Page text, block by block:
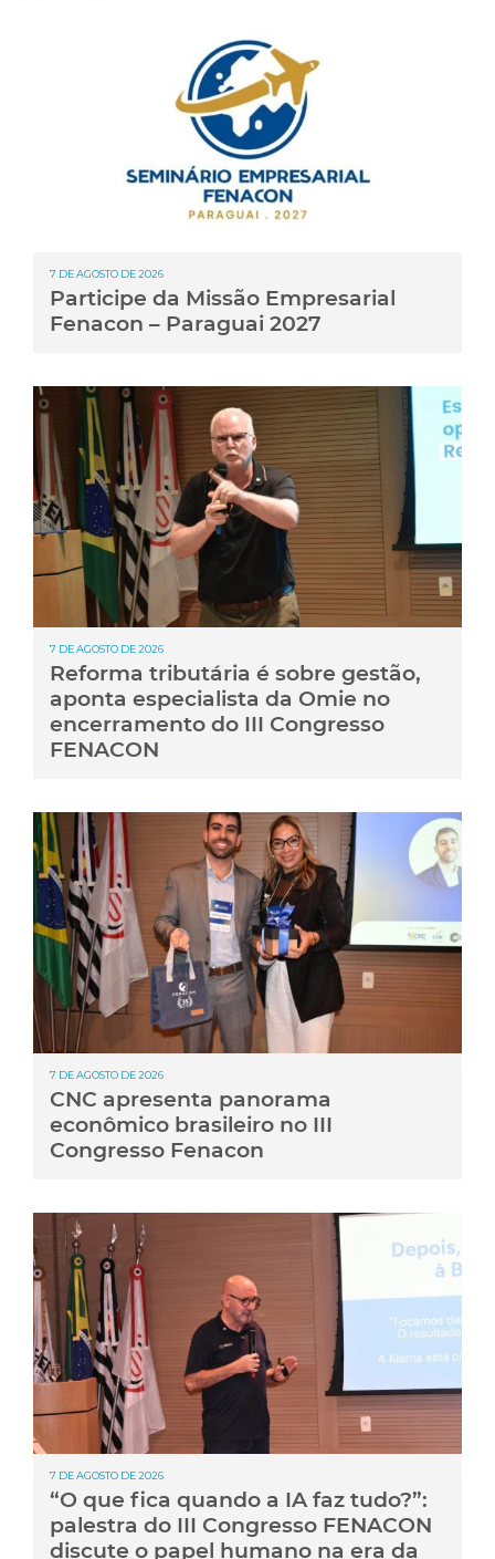
7 DE AGOSTO DE 2026
Participe da Missão Empresarial
Fenacon – Paraguai 2027
7 DE AGOSTO DE 2026
Reforma tributária é sobre gestão,
aponta especialista da Omie no
encerramento do III Congresso
FENACON
7 DE AGOSTO DE 2026
CNC apresenta panorama
econômico brasileiro no III
Congresso Fenacon
7 DE AGOSTO DE 2026
“O que fica quando a IA faz tudo?”:
palestra do III Congresso FENACON
discute o papel humano na era da